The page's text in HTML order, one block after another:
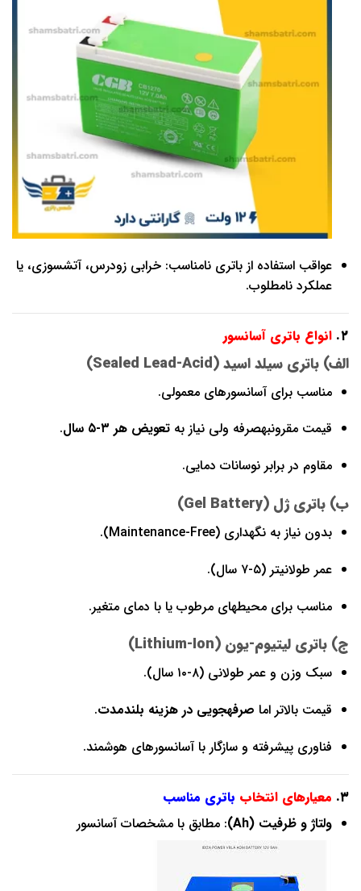
عواقب استفاده از باتری نامناسب: خرابی زودرس، آتشسوزی، یا
عملکرد نامطلوب.
۲. انواع باتری آسانسور
الف) باتری سیلد اسید (Sealed Lead-Acid)
مناسب برای آسانسورهای معمولی.
قیمت مقرونبهصرفه ولی نیاز به تعویض هر ۳-۵ سال
.
مقاوم در برابر نوسانات دمایی.
ب) باتری ژل (Gel Battery)
بدون نیاز به نگهداری (Maintenance-Free).
عمر طولانیتر (۵-۷ سال).
مناسب برای محیطهای مرطوب یا با دمای متغیر.
ج) باتری لیتیوم-یون (Lithium-Ion)
سبک وزن و عمر طولانی (۸-۱۰ سال).
قیمت بالاتر اما صرفهجویی در هزینه بلندمدت.
فناوری پیشرفته و سازگار با آسانسورهای هوشمند.
۳. معیارهای انتخاب باتری مناسب
ولتاژ و ظرفیت (Ah)
: مطابق با مشخصات آسانسور